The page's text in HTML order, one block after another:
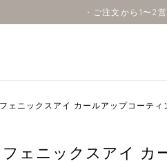
・ご注文から1〜2
フェニックスアイ カールアップコーティ
フェニックスアイ カ